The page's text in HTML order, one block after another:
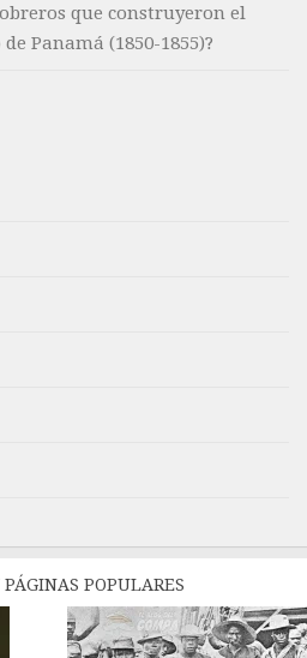
que construyeron el
Panamá (1850-1855)?
POPULARES